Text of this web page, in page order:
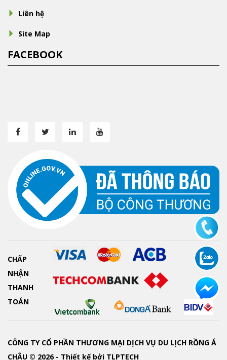
Liên hệ
Site Map
FACEBOOK
CHẤP
NHẬN
THANH
TOÁN
CÔNG TY CỔ PHẦN THƯƠNG MẠI DỊCH VỤ DU LỊCH RỒNG Á
CHÂU © 2026 - Thiết kế bởi TLPTECH